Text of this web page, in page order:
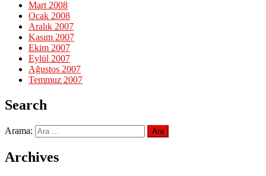
Mart 2008
Ocak 2008
Aralık 2007
Kasım 2007
Ekim 2007
Eylül 2007
Ağustos 2007
Temmuz 2007
Search
Arama:
Archives